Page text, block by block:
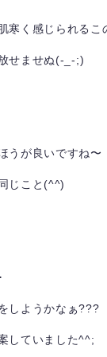
寒く感じられるこ
せませぬ(-_-;)
うが良いですね〜
じこと(^^)
しようかなぁ???
していました^^;